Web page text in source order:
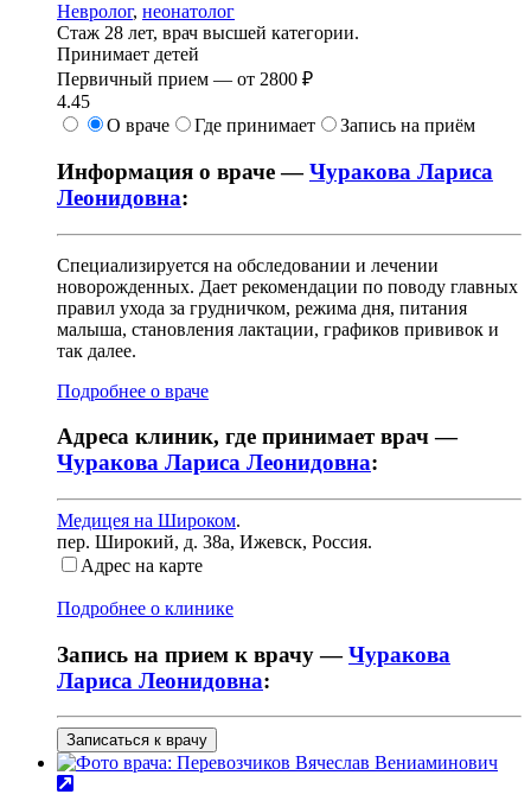
Невролог, неонатолог
Стаж 28 лет, врач высшей категории.
Принимает детей
Первичный прием — от 2800 ₽
4.45
О враче
Где принимает Запись на приём
Информация о враче —Чуракова Лариса
Леонидовна:
Специализируется на обследовании и лечении
новорожденных. Дает рекомендации по поводу главных
правил ухода за грудничком, режима дня, питания
малыша, становления лактации, графиков прививок и
так далее.
Подробнее о враче
Адреса клиник, где принимает врач —
Чуракова Лариса Леонидовна:
Медицея на Широком.
пер. Широкий, д. 38а, Ижевск, Россия.
Адрес на карте
Подробнее о клинике
Запись на прием к врачу —Чуракова
Лариса Леонидовна:
Записаться к врачу